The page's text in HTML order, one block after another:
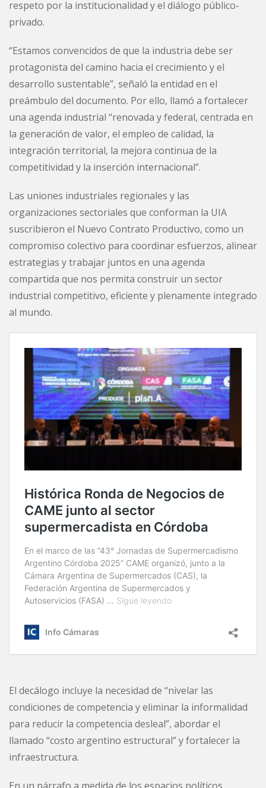
respeto por la institucionalidad y el diálogo público-
privado.
“Estamos convencidos de que la industria debe ser
protagonista del camino hacia el crecimiento y el
desarrollo sustentable”, señaló la entidad en el
preámbulo del documento. Por ello, llamó a fortalecer
una agenda industrial “renovada y federal, centrada en
la generación de valor, el empleo de calidad, la
integración territorial, la mejora continua de la
competitividad y la inserción internacional”.
Las uniones industriales regionales y las
organizaciones sectoriales que conforman la UIA
suscribieron el Nuevo Contrato Productivo, como un
compromiso colectivo para coordinar esfuerzos, alinear
estrategias y trabajar juntos en una agenda
compartida que nos permita construir un sector
industrial competitivo, eficiente y plenamente integrado
al mundo.
El decálogo incluye la necesidad de “nivelar las
condiciones de competencia y eliminar la informalidad
para reducir la competencia desleal”, abordar el
llamado “costo argentino estructural” y fortalecer la
infraestructura.